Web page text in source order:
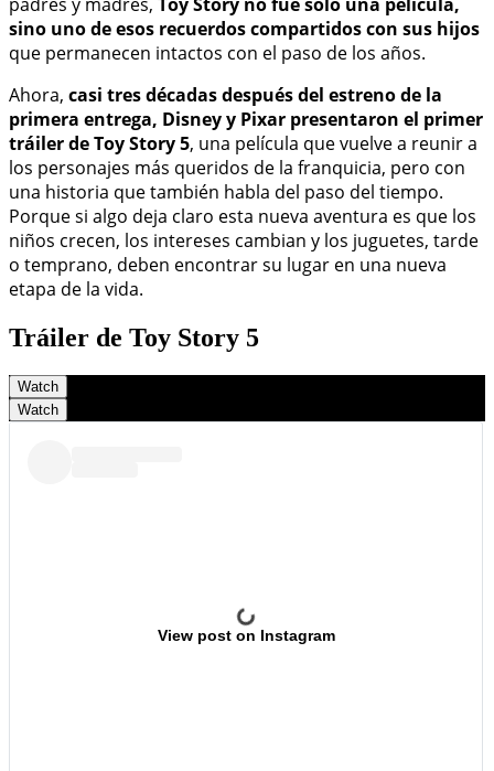
sino uno de esos recuerdos compartidos con sus hijos
que permanecen intactos con el paso de los años.
Ahora, casi tres décadas después del estreno de la
primera entrega, Disney y Pixar presentaron el primer
tráiler de Toy Story 5, una película que vuelve a reunir a
los personajes más queridos de la franquicia, pero con
una historia que también habla del paso del tiempo.
Porque si algo deja claro esta nueva aventura es que los
niños crecen, los intereses cambian y los juguetes, tarde
o temprano, deben encontrar su lugar en una nueva
etapa de la vida.
Tráiler de Toy Story 5
Watch
Watch
View post on Instagram